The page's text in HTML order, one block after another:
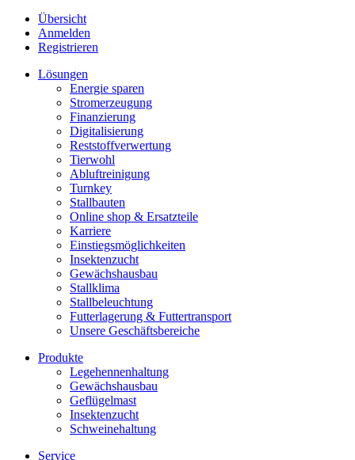
Übersicht
Anmelden
Registrieren
Lösungen
Energie sparen
Stromerzeugung
Finanzierung
Digitalisierung
Reststoffverwertung
Tierwohl
Abluftreinigung
Turnkey
Stallbauten
Online shop & Ersatzteile
Karriere
Einstiegsmöglichkeiten
Insektenzucht
Gewächshausbau
Stallklima
Stallbeleuchtung
Futterlagerung & Futtertransport
Unsere Geschäftsbereiche
Produkte
Legehennenhaltung
Gewächshausbau
Geflügelmast
Insektenzucht
Schweinehaltung
Service